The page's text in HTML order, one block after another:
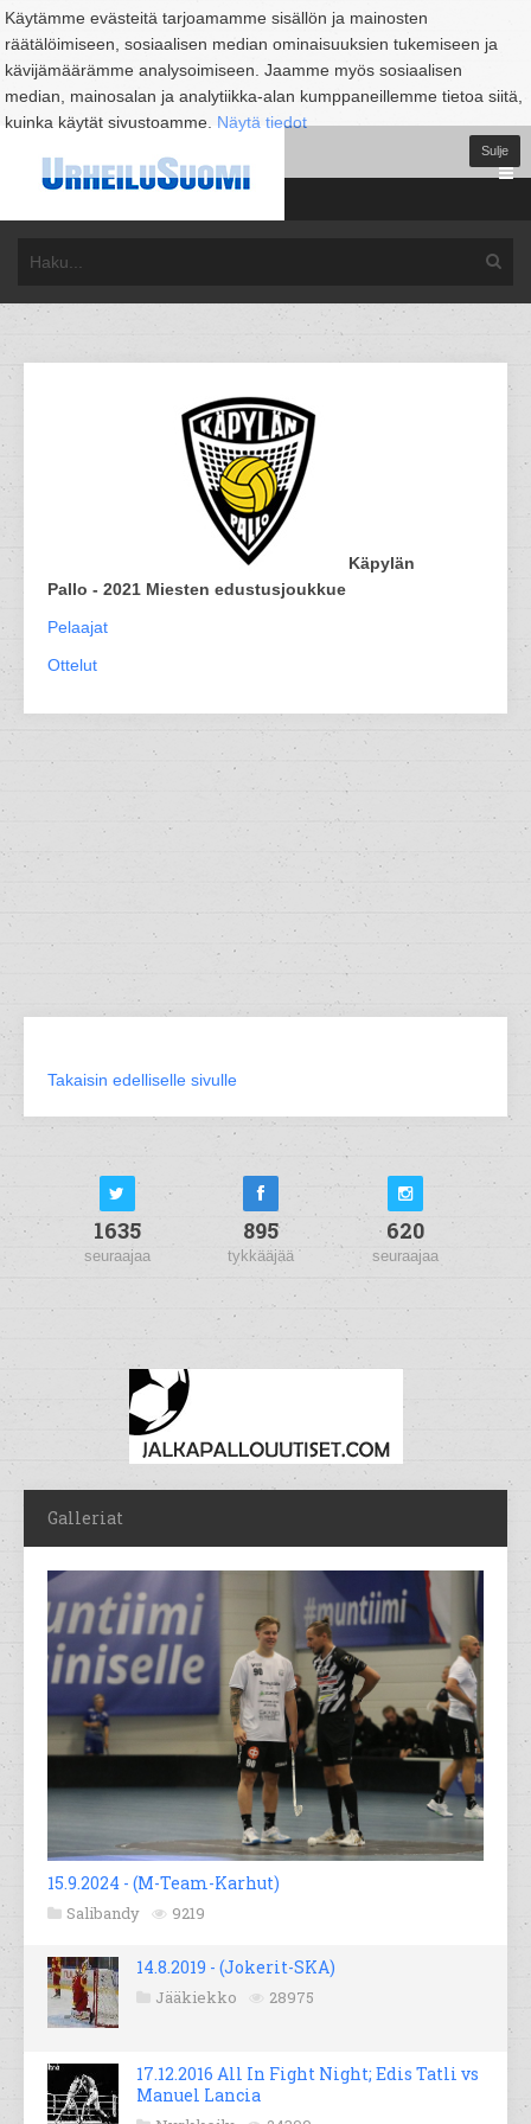
Käytämme evästeitä tarjoamamme sisällön ja mainosten
räätälöimiseen, sosiaalisen median ominaisuuksien tukemiseen ja
kävijämäärämme analysoimiseen. Jaamme myös sosiaalisen
median, mainosalan ja analytiikka-alan kumppaneillemme tietoa siitä,
kuinka käytät sivustoamme. Näytä tiedot
Sulje
Käpylän
Pallo - 2021 Miesten edustusjoukkue
Pelaajat
Ottelut
Takaisin edelliselle sivulle
1635
seuraajaa
895
tykkääjää
620
seuraajaa
Galleriat
15.9.2024 - (M-Team-Karhut)
Salibandy 9219
14.8.2019 - (Jokerit-SKA)
Jääkiekko 28975
17.12.2016 All In Fight Night; Edis Tatli vs
Manuel Lancia